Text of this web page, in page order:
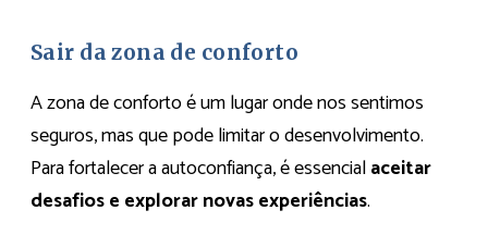
Sair da zona de conforto
A zona de conforto é um lugar onde nos sentimos
seguros, mas que pode limitar o desenvolvimento.
Para fortalecer a autoconfiança, é essencialaceitar
desafios e explorar novas experiências.